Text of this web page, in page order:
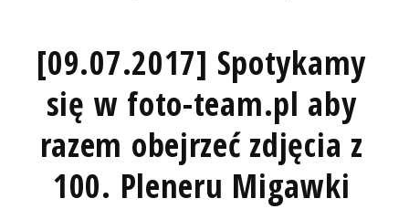
[09.07.2017] Spotykamy
się w foto-team.pl aby
razem obejrzeć zdjęcia z
100. Pleneru Migawki